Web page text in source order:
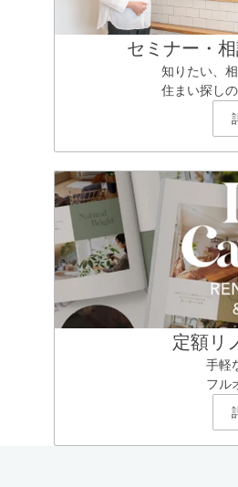
セミナー・
知りたい、
住まい探し
定額リ
手軽
フル